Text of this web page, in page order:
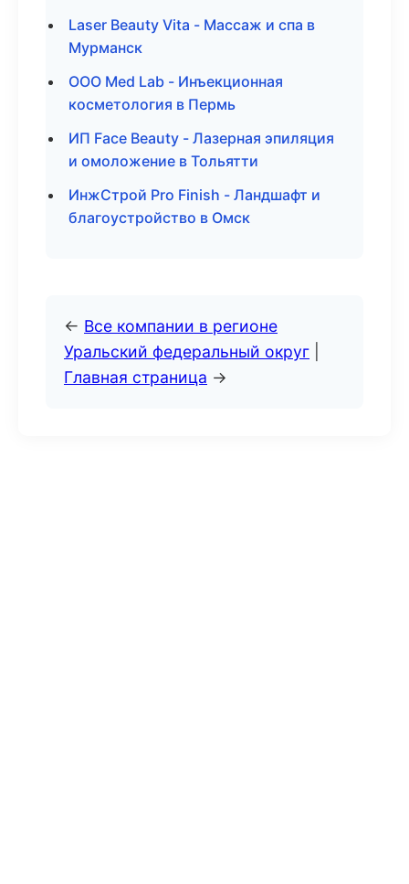
Laser Beauty Vita - Массаж и спа в
Мурманск
ООО Med Lab - Инъекционная
косметология в Пермь
ИП Face Beauty - Лазерная эпиляция
и омоложение в Тольятти
ИнжСтрой Pro Finish - Ландшафт и
благоустройство в Омск
← Все компании в регионе
Уральский федеральный округ
Главная страница →